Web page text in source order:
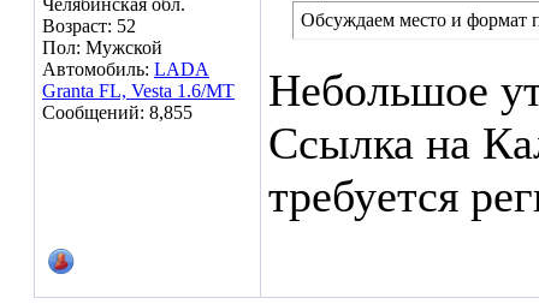
Челябинская обл.
Возраст: 52
Пол: Мужской
Автомобиль: LADA
Granta FL, Vesta 1.6/МТ
Сообщений: 8,855
Обсуждаем место и формат
Небольшое
Ссылка на
требуется